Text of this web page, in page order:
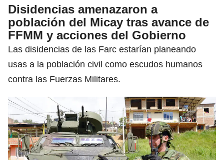
Disidencias amenazaron a
población del Micay tras avance de
FFMM y acciones del Gobierno
Las disidencias de las Farc estarían planeando
usas a la población civil como escudos humanos
contra las Fuerzas Militares.